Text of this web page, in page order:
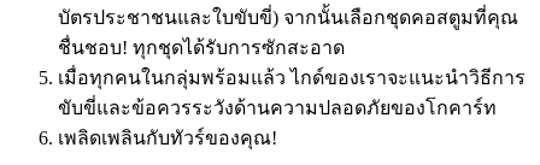
บัตรประชาชนและใบขับขี่) จากนั้นเลือกชุดคอสตูมที่คุณ
ชื่นชอบ! ทุกชุดได้รับการซักสะอาด
เมื่อทุกคนในกลุ่มพร้อมแล้ว ไกด์ของเราจะแนะนำวิธีการ
ขับขี่และข้อควรระวังด้านความปลอดภัยของโกคาร์ท
เพลิดเพลินกับทัวร์ของคุณ!